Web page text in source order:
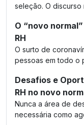
seleção. O discurso
O “novo
RH
O surto de
pessoas em todo o
Desafios e
RH no novo
Nunca a área de
necessária como